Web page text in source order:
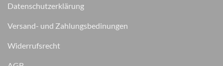
Datenschutzerklärung
Versand- und Zahlungsbedinungen
Widerrufsrecht